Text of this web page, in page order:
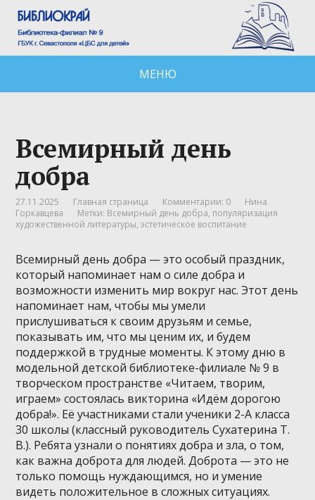
МЕНЮ
Всемирный день
добра
27.11.2025 Главная страница Комментарии: 0
Нина
Горкавцева
Метки: Всемирный день добра, популяризация
художественной литературы,эстетическое воспитание
Всемирный день добра — это особый праздник,
который напоминает нам о силе добра и
возможности изменить мир вокруг нас. Этот день
напоминает нам, чтобы мы умели
прислушиваться к своим друзьям и семье,
показывать им, что мы ценим их, и будем
поддержкой в трудные моменты. К этому дню в
модельной детской библиотеке-филиале № 9 в
творческом пространстве «Читаем, творим,
играем» состоялась викторина «Идём дорогою
добра!». Её участниками стали ученики 2-А класса
30 школы (классный руководитель Сухатерина Т.
В.). Ребята узнали о понятиях добра и зла, о том,
как важна доброта для людей. Доброта — это не
только помощь нуждающимся, но и умение
видеть положительное в сложных ситуациях.